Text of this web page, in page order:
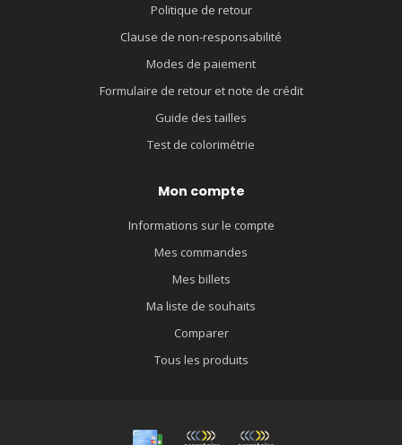
Politique de retour
Clause de non-responsabilité
Modes de paiement
Formulaire de retour et note de crédit
Guide des tailles
Test de colorimétrie
Mon compte
Informations sur le compte
Mes commandes
Mes billets
Ma liste de souhaits
Comparer
Tous les produits